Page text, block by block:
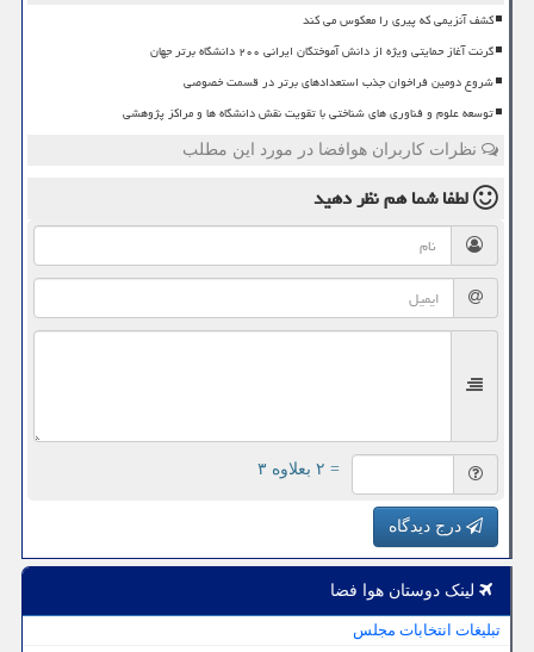
کشف آنزیمی که پیری را معکوس می کند
گرنت آغاز حمایتی ویژه از دانش آموختگان ایرانی ۲۰۰ دانشگاه برتر جهان
شروع دومین فراخوان جذب استعدادهای برتر در قسمت خصوصی
توسعه علوم و فناوری های شناختی با تقویت نقش دانشگاه ها و مراکز پژوهشی
نظرات کاربران هوافضا در مورد این مطلب
لطفا شما همنظر دهید
= ۲ بعلاوه ۳
درج دیدگاه
لینک دوستان هوا فضا
تبلیغات انتخابات مجلس